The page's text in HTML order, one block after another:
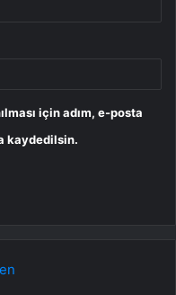
için adım, e-posta
kaydedilsin.